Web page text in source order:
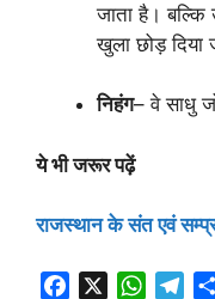
जाता है।
खुला छोड़ दिया
निहंग– वे साधु
ये भी जरूर पढ़ें
राजस्थान के संत एवं
W